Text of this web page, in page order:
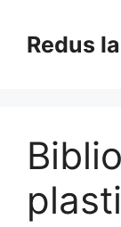
contentRedus